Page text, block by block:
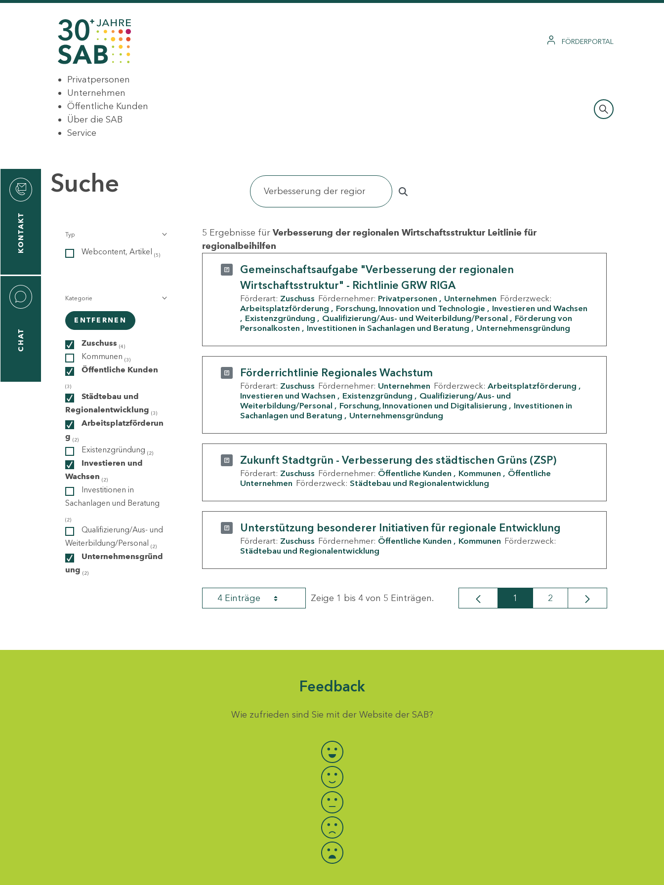
FÖRDERPORTAL
Privatpersonen
Unternehmen
Öffentliche Kunden
Über die SAB
Service
KONTAKT
CHAT
Suche
Typ
Webcontent, Artikel (5)
Kategorie
ENTFERNEN
Zuschuss (4)
Kommunen (3)
Öffentliche Kunden
(3)
Städtebau und
Regionalentwicklung (3)
Arbeitsplatzförderun
g (2)
Existenzgründung (2)
Investieren und
Wachsen (2)
Investitionen in
Sachanlagen und Beratung
(2)
Qualifizierung/Aus- und
Weiterbildung/Personal (2)
Unternehmensgründ
ung (2)
5 Ergebnisse für Verbesserung der regionalen Wirtschaftsstruktur Leitlinie für
regionalbeihilfen
Gemeinschaftsaufgabe "Verbesserung der regionalen
Wirtschaftsstruktur" - Richtlinie GRW RIGA
Förderart: Zuschuss Fördernehmer: Privatpersonen Unternehmen Förderzweck:
Arbeitsplatzförderung
Forschung, Innovation und Technologie
Investieren und Wachsen
Existenzgründung
Qualifizierung/Aus- und Weiterbildung/Personal
Förderung von
Personalkosten
Investitionen in Sachanlagen und Beratung Unternehmensgründung
Förderrichtlinie Regionales Wachstum
Förderart: Zuschuss Fördernehmer: Unternehmen Förderzweck: Arbeitsplatzförderung
Investieren und Wachsen
Existenzgründung
Qualifizierung/Aus- und
Weiterbildung/Personal
Forschung, Innovationen und Digitalisierung
Investitionen in
Sachanlagen und Beratung
Unternehmensgründung
Zukunft Stadtgrün - Verbesserung des städtischen Grüns (ZSP)
Förderart: Zuschuss Fördernehmer: Öffentliche Kunden Kommunen
Öffentliche
Unternehmen Förderzweck: Städtebau und Regionalentwicklung
Unterstützung besonderer Initiativen für regionale Entwicklung
Förderart: Zuschuss Fördernehmer: Öffentliche Kunden Kommunen Förderzweck:
Städtebau und Regionalentwicklung
4 Einträge Zeige 1 bis 4 von 5 Einträgen. Seite
1 Seite
2
Feedback
Wie zufrieden sind Sie mit der Website der SAB?
Bewertung auswählen